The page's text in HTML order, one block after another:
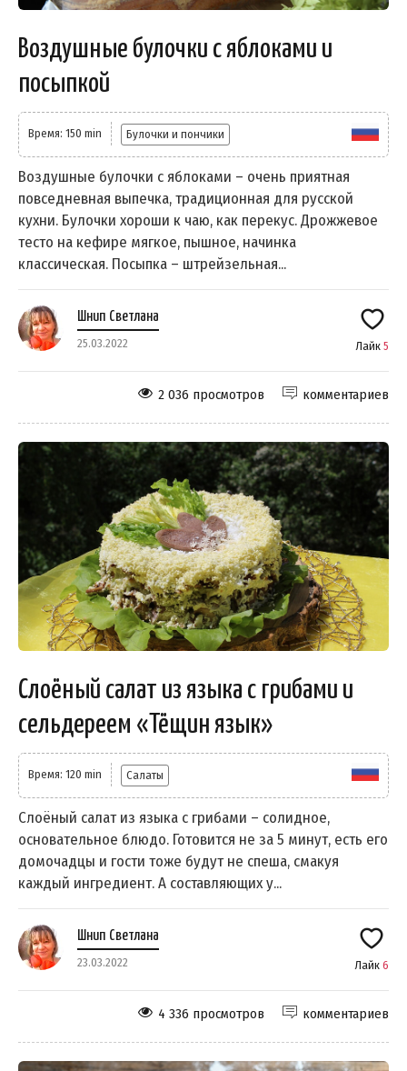
Воздушные булочки с яблоками и
посыпкой
Время: 150 min Булочки и пончики
Воздушные булочки с яблоками – очень приятная
повседневная выпечка, традиционная для русской
кухни. Булочки хороши к чаю, как перекус. Дрожжевое
тесто на кефире мягкое, пышное, начинка
классическая. Посыпка – штрейзельная...
Шнип Светлана
25.03.2022 Лайк 5
комментариев
2 036 просмотров
Слоёный салат из языка с грибами и
сельдереем «Тёщин язык»
Время: 120 min Салаты
Слоёный салат из языка с грибами – солидное,
основательное блюдо. Готовится не за 5 минут, есть его
домочадцы и гости тоже будут не спеша, смакуя
каждый ингредиент. А составляющих у...
Шнип Светлана
23.03.2022 Лайк 6
комментариев
4 336 просмотров